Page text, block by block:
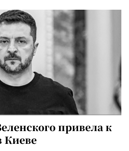
привела к
Киеве